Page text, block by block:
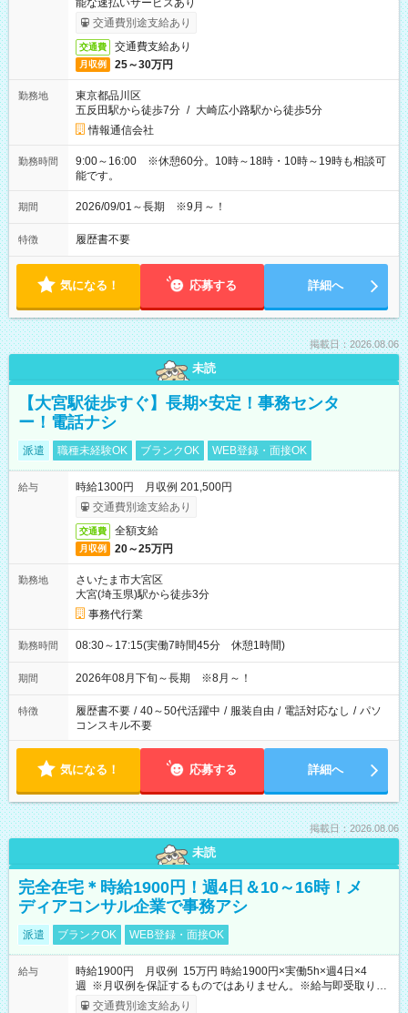
能な速払いサービスあり
交通費別途支給あり
交通費 交通費支給あり
月収例 25～30万円
勤務地
東京都品川区
五反田駅から徒歩7分 / 大崎広小路駅から徒歩5分
情報通信会社
勤務時間
9:00～16:00 ※休憩60分。10時～18時・10時～19時も相談可
能です。
期間 2026/09/01～長期 ※9月～！
特徴 履歴書不要
気になる！ 応募する 詳細へ
掲載日：2026.08.06
未読
【大宮駅徒歩すぐ】長期×安定！事務センタ
ー！電話ナシ
派遣 職種未経験OK ブランクOK WEB登録・面接OK
給与
時給1300円 月収例 201,500円
交通費別途支給あり
交通費 全額支給
月収例 20～25万円
勤務地
さいたま市大宮区
大宮(埼玉県)駅から徒歩3分
事務代行業
勤務時間 08:30～17:15(実働7時間45分 休憩1時間)
期間 2026年08月下旬～長期 ※8月～！
特徴 履歴書不要 / 40～50代活躍中 / 服装自由 / 電話対応なし / パソ
コンスキル不要
気になる！ 応募する 詳細へ
掲載日：2026.08.06
未読
完全在宅＊時給1900円！週4日＆10～16時！メ
ディアコンサル企業で事務アシ
派遣 ブランクOK WEB登録・面接OK
給与
時給1900円 月収例 15万円 時給1900円×実働5h×週4日×4
週 ※月収例を保証するものではありません。※給与即受取りサ
ービス利用可（利用条件有）
交通費別途支給あり